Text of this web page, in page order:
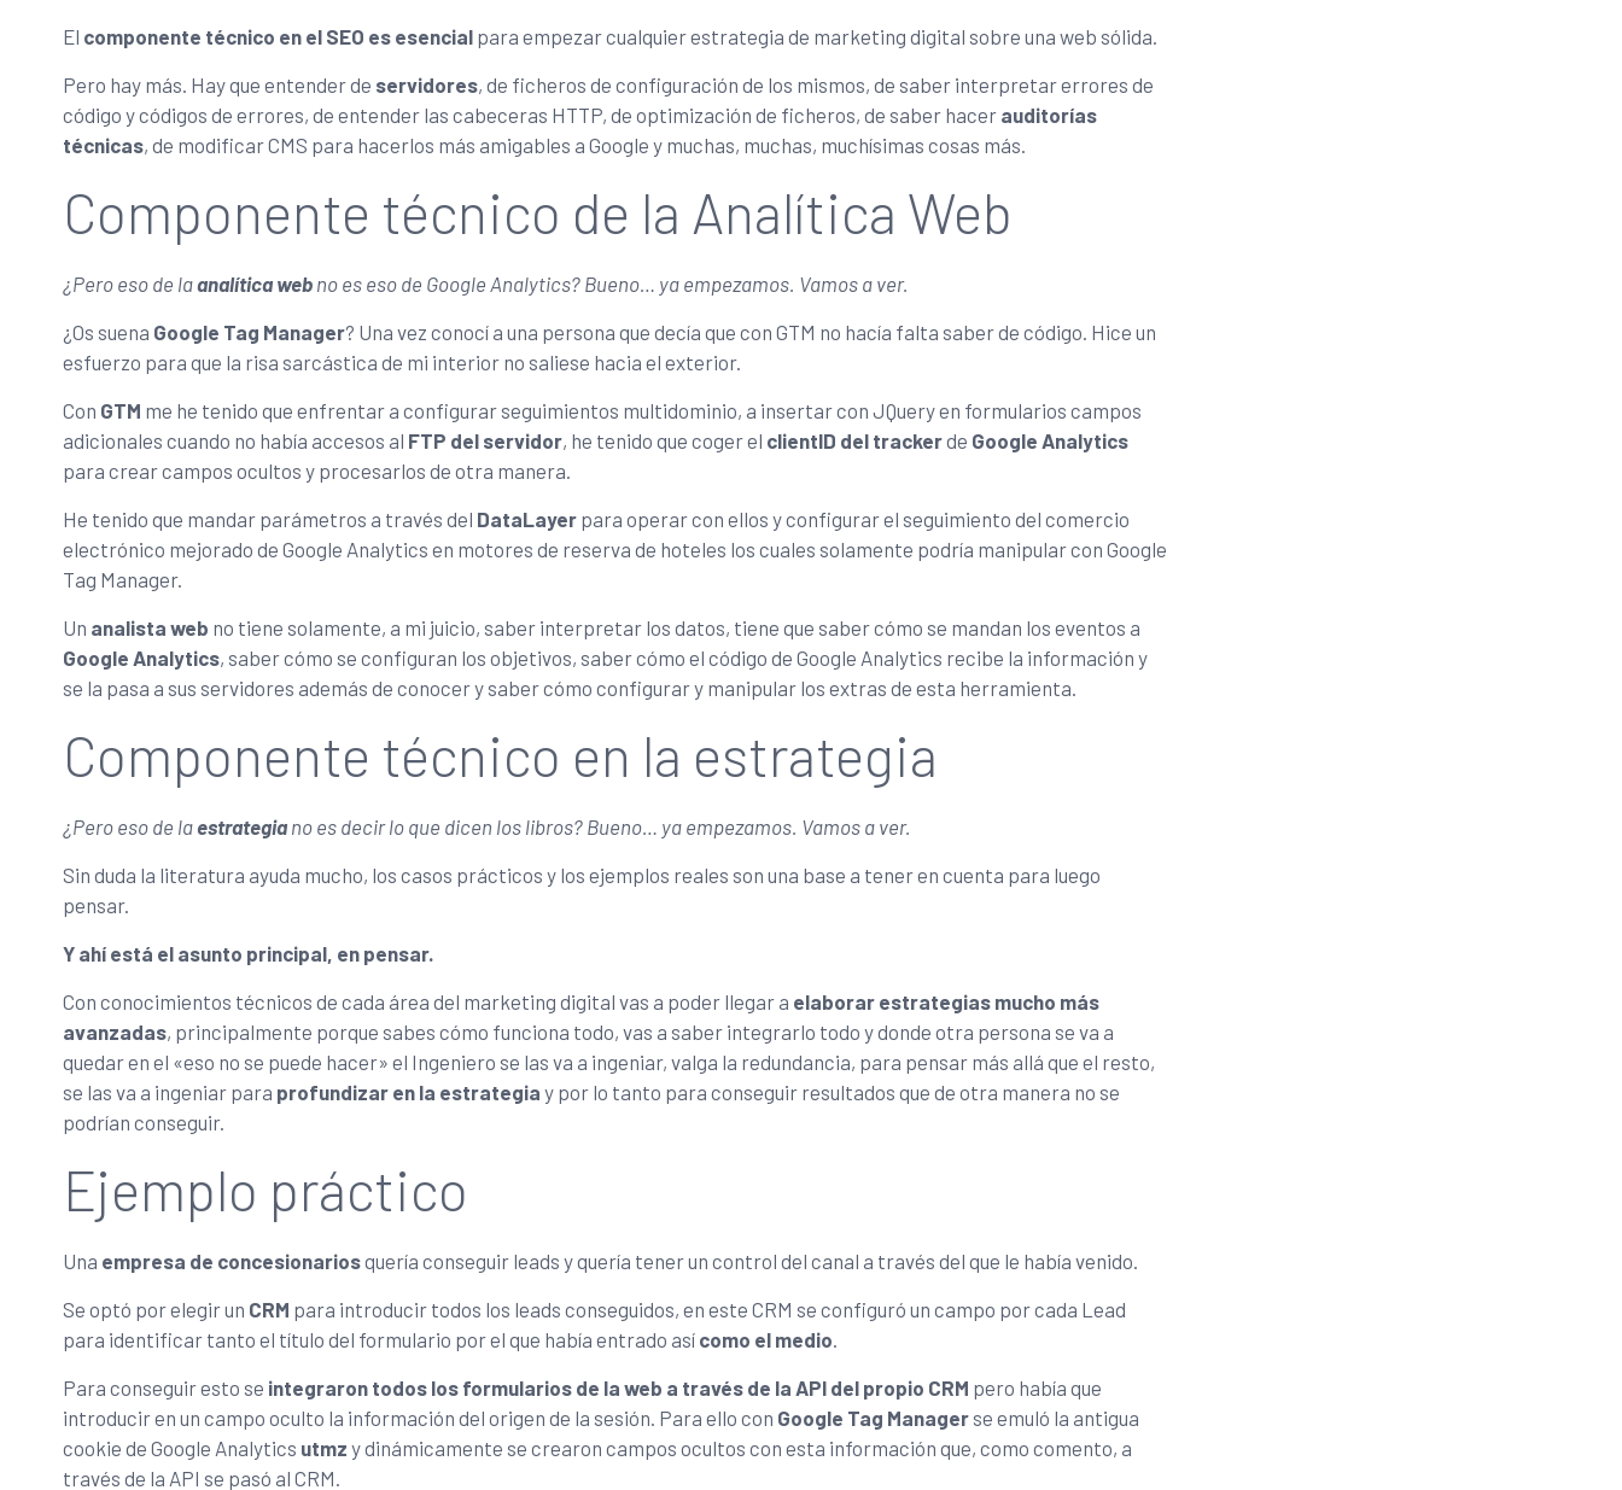
El componente técnico en el SEO es esencial para empezar cualquier estrategia de marketing digital sobre una web sólida.
Pero hay más. Hay que entender de servidores, de ficheros de configuración de los mismos, de saber interpretar errores de
código y códigos de errores, de entender las cabeceras HTTP, de optimización de ficheros, de saber hacer auditorías
técnicas, de modificar CMS para hacerlos más amigables a Google y muchas, muchas, muchísimas cosas más.
Componente técnico de la Analítica Web
¿Pero eso de laanalítica web no es eso de Google Analytics? Bueno… ya empezamos. Vamos a ver.
¿Os suena Google Tag Manager? Una vez conocí a una persona que decía que con GTM no hacía falta saber de código. Hice un
esfuerzo para que la risa sarcástica de mi interior no saliese hacia el exterior.
Con GTM me he tenido que enfrentar a configurar seguimientos multidominio, a insertar con JQuery en formularios campos
adicionales cuando no había accesos al FTP del servidor, he tenido que coger el clientID del trackerde Google Analytics
para crear campos ocultos y procesarlos de otra manera.
He tenido que mandar parámetros a través del DataLayer para operar con ellos y configurar el seguimiento del comercio
electrónico mejorado de Google Analytics en motores de reserva de hoteles los cuales solamente podría manipular con Google
Tag Manager.
Un analista web no tiene solamente, a mi juicio, saber interpretar los datos, tiene que saber cómo se mandan los eventos a
Google Analytics, saber cómo se configuran los objetivos, saber cómo el código de Google Analytics recibe la información y
se la pasa a sus servidores además de conocer y saber cómo configurar y manipular los extras de esta herramienta.
Componente técnico en la estrategia
¿Pero eso de la estrategia no es decir lo que dicen los libros? Bueno… ya empezamos. Vamos a ver.
Sin duda la literatura ayuda mucho, los casos prácticos y los ejemplos reales son una base a tener en cuenta para luego
pensar.
Y ahí está el asunto principal, en pensar.
Con conocimientos técnicos de cada área del marketing digital vas a poder llegar a elaborar estrategias mucho más
avanzadas, principalmente porque sabes cómo funciona todo, vas a saber integrarlo todo y donde otra persona se va a
quedar en el «eso no se puede hacer» el Ingeniero se las va a ingeniar, valga la redundancia, para pensar más allá que el resto,
se las va a ingeniar para profundizar en la estrategia y por lo tanto para conseguir resultados que de otra manera no se
podrían conseguir.
Ejemplo práctico
Una empresa de concesionariosquería conseguir leads y quería tener un control del canal a través del que le había venido.
Se optó por elegir un CRM para introducir todos los leads conseguidos, en este CRM se configuró un campo por cada Lead
para identificar tanto el título del formulario por el que había entrado así como el medio
Para conseguir esto se integraron todos los formularios de la web a través de la API del propio CRM pero había que
introducir en un campo oculto la información del origen de la sesión. Para ello con Google Tag Managerse emuló la antigua
cookie de Google Analytics utmz y dinámicamente se crearon campos ocultos con esta información que, como comento, a
través de la API se pasó al CRM.